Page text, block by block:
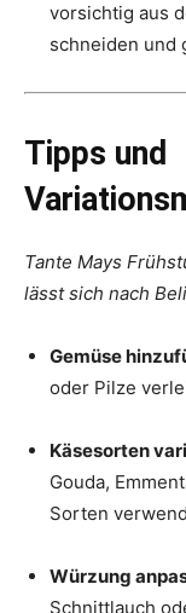
vorsichtig aus
schneiden und
Tipps und
Tante Mays
lässt sich nach
Gemüse
oder Pilze
Käsesorten
Gouda,
Sorten
Würzung
Schnittlauch